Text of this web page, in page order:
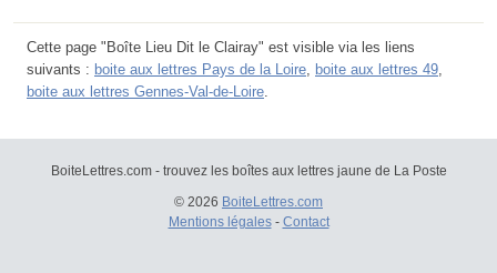
Cette page "Boîte Lieu Dit le Clairay" est visible via les liens
suivants : boite aux lettres Pays de la Loire boite aux lettres 49
boite aux lettres Gennes-Val-de-Loire
BoiteLettres.com - trouvez les boîtes aux lettres jaune de La Poste
© 2026 BoiteLettres.com
Mentions légales- Contact